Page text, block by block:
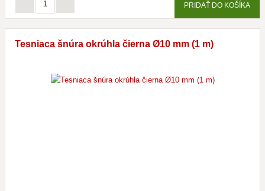
PRIDAŤ DO KOŠÍKA
Tesniaca šnúra okrúhla čierna Ø10 mm (1 m)